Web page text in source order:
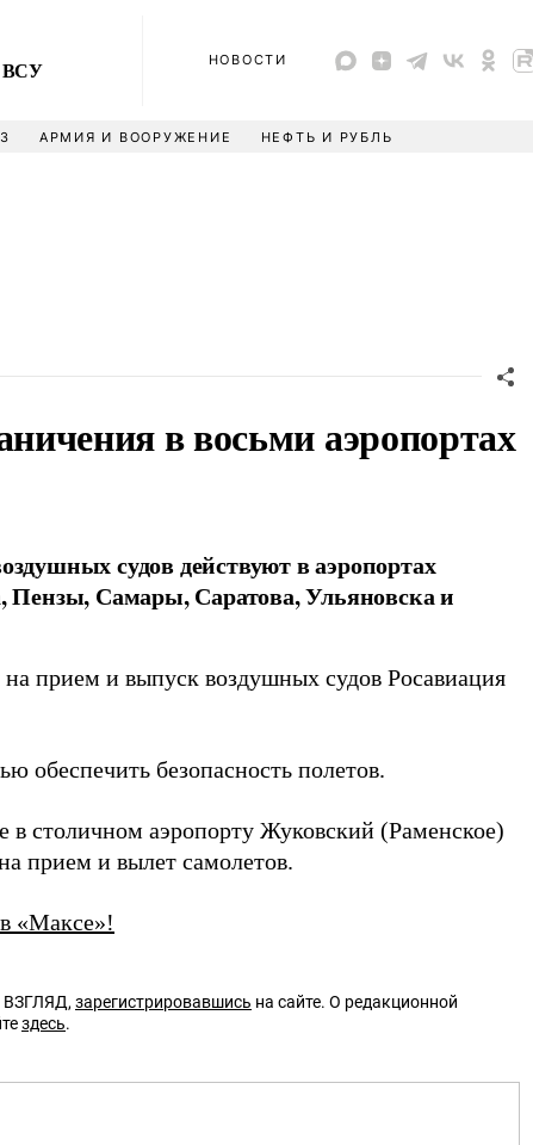
ВСУ НОВОСТИ
АРМИЯ И ВООРУЖЕНИЕ НЕФТЬ И РУБЛЬ
в восьми аэропортах
судов действуют в аэропортах
Пензы, Самары, Саратова, Ульяновска и
прием и выпуск воздушных судов Росавиация
обеспечить безопасность полетов.
в столичном аэропорту Жуковский (Раменское)
прием и вылет самолетов.
«Максе»!
ВЗГЛЯД, зарегистрировавшись на сайте. О редакционной
здесь.